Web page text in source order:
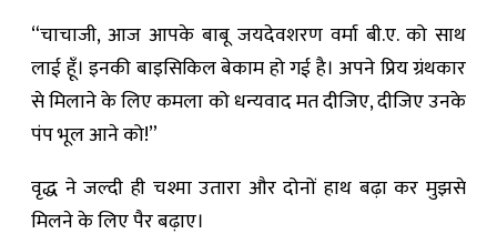
“चाचाजी, आज आपके बाबू जयदेवशरण वर्मा बी.ए. को साथ
लाई हूँ। इनकी बाइसिकिल बेकाम हो गई है। अपने प्रिय ग्रंथकार
से मिलाने के लिए कमला को धन्यवाद मत दीजिए, दीजिए उनके
पंप भूल आने को!”
वृद्ध ने जल्दी ही चश्मा उतारा और दोनों हाथ बढ़ा कर मुझसे
मिलने के लिए पैर बढ़ाए।